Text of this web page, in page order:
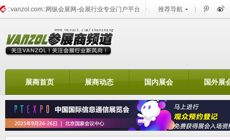
::vanzol.com::网纵会展网-会展行业专业门户平台 推荐导航
展商首页 展商动态 国内展会 国外展